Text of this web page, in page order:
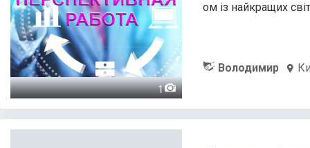
1
ом із найкращих
Володимир